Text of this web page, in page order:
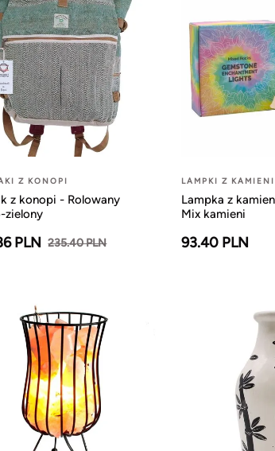
Z KONOPI
z konopi - Rolowany
zielony
PLN 235.40 PLN
LAMPKI Z
Lampka z
Mix kamieni
93.40 PLN